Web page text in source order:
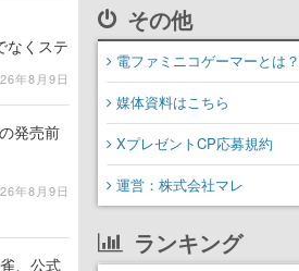
なくステ
年8月9日
発売前
年8月9日
、公式
その他
電ファミニコゲーマーとは？
媒体資料はこちら
XプレゼントCP応募規約
運営：株式会社マレ
ランキング